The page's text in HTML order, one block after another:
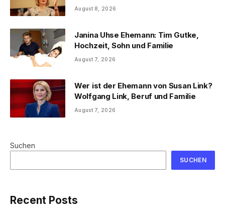
August 8, 2026
Janina Uhse Ehemann: Tim Gutke,
Hochzeit, Sohn und Familie
August 7, 2026
Wer ist der Ehemann von Susan Link?
Wolfgang Link, Beruf und Familie
August 7, 2026
Suchen
SUCHEN
Recent Posts